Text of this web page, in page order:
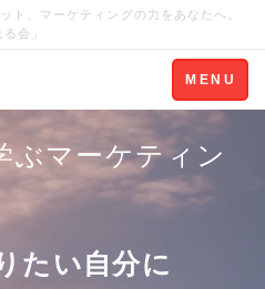
ト、マーケティングの力をあなたへ。
会」
Toggle
navigation
MENU
ぶマーケティン
たい自分に